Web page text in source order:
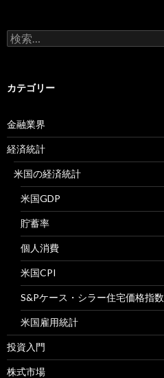
検
索:
カテゴリー
金融業界
経済統計
米国の経済統計
米国GDP
貯蓄率
個人消費
米国CPI
S&Pケース・シラー住宅価格指数
米国雇用統計
投資入門
株式市場